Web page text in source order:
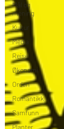
Mål og
mening
Kultur
Media
Reise
Økonomi
Orden
Romantikk
Samfunn
Planter